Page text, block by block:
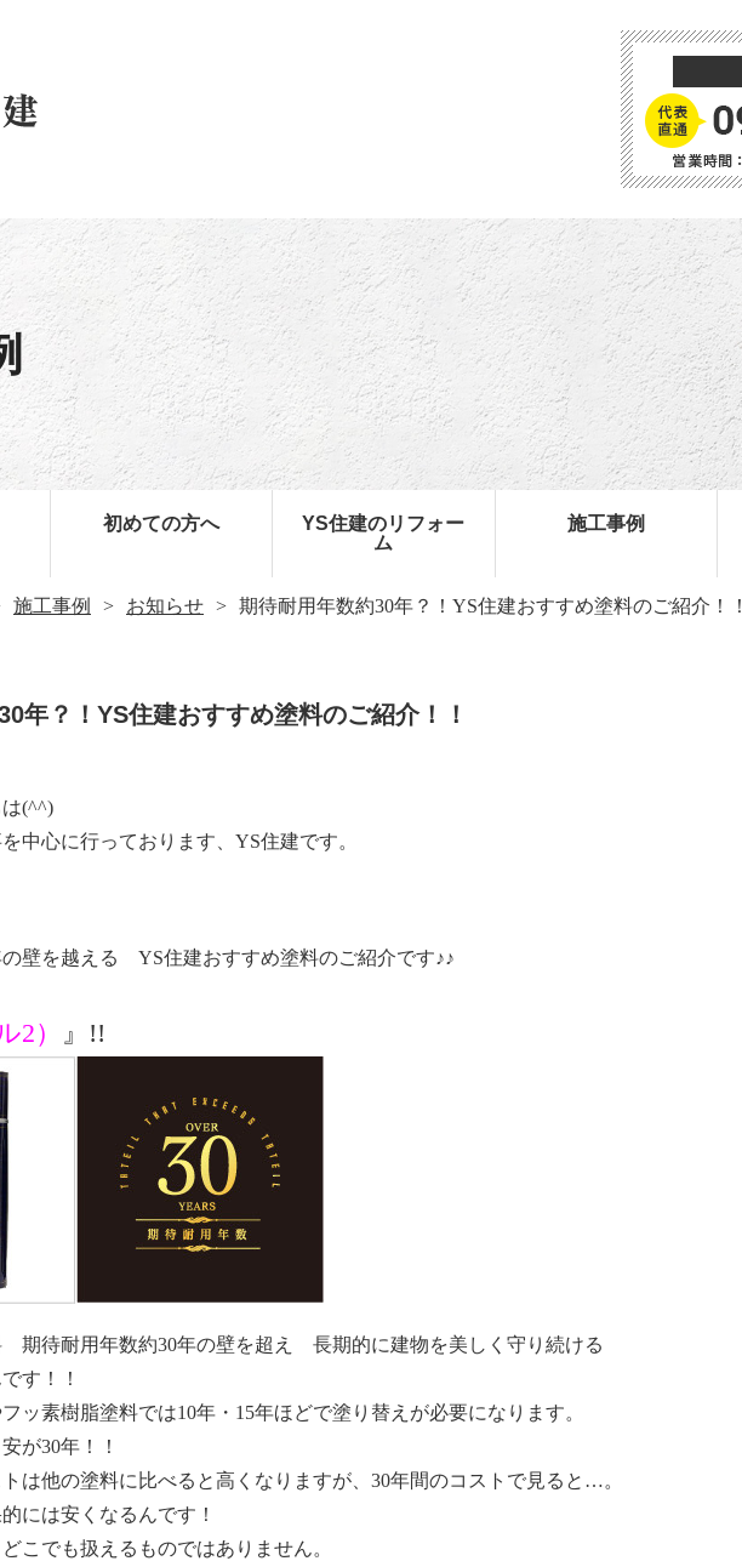
初めての方へ
YS住建のリフォー
ム
施工事例
お知らせ
施工事例
施工事例 お知らせ 期待耐用年数約30年？！YS住建おすすめ塗料のご紹介！！
年？！YS住建おすすめ塗料のご紹介！！
(^^)
中心に行っております、YS住建です。
の壁を越える YS住建おすすめ塗料のご紹介です♪♪
2） 』!!
期待耐用年数約30年の壁を超え 長期的に建物を美しく守り続ける
す！！
ッ素樹脂塗料では10年・15年ほどで塗り替えが必要になります。
が30年！！
は他の塗料に比べると高くなりますが、30年間のコストで見ると…。
には安くなるんです！
こでも扱えるものではありません。